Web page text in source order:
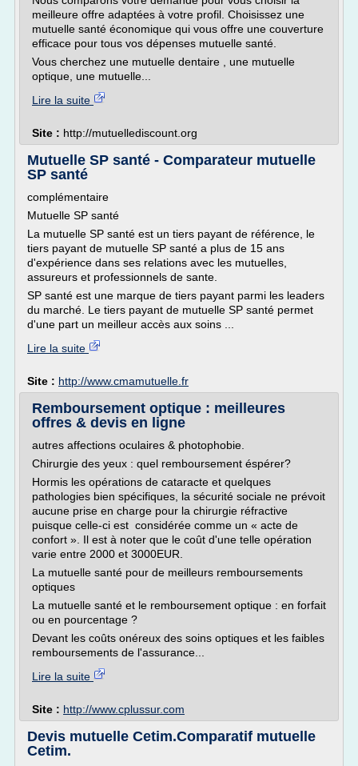
meilleure offre adaptées à votre profil. Choisissez une
mutuelle santé économique qui vous offre une couverture
efficace pour tous vos dépenses mutuelle santé.
Vous cherchez une mutuelle dentaire , une mutuelle
optique, une mutuelle...
Lire la suite
Site : http://mutuellediscount.org
Mutuelle SP santé - Comparateur mutuelle
SP santé
complémentaire
Mutuelle SP santé
La mutuelle SP santé est un tiers payant de référence, le
tiers payant de mutuelle SP santé a plus de 15 ans
d'expérience dans ses relations avec les mutuelles,
assureurs et professionnels de sante.
SP santé est une marque de tiers payant parmi les leaders
du marché. Le tiers payant de mutuelle SP santé permet
d'une part un meilleur accès aux soins ...
Lire la suite
Site : http://www.cmamutuelle.fr
Remboursement optique : meilleures
offres & devis en ligne
autres affections oculaires & photophobie.
Chirurgie des yeux : quel remboursement éspérer?
Hormis les opérations de cataracte et quelques
pathologies bien spécifiques, la sécurité sociale ne prévoit
aucune prise en charge pour la chirurgie réfractive
puisque celle-ci est considérée comme un « acte de
confort ». Il est à noter que le coût d'une telle opération
varie entre 2000 et 3000EUR.
La mutuelle santé pour de meilleurs remboursements
optiques
La mutuelle santé et le remboursement optique : en forfait
ou en pourcentage ?
Devant les coûts onéreux des soins optiques et les faibles
remboursements de l'assurance...
Lire la suite
Site : http://www.cplussur.com
Devis mutuelle Cetim.Comparatif mutuelle
Cetim.